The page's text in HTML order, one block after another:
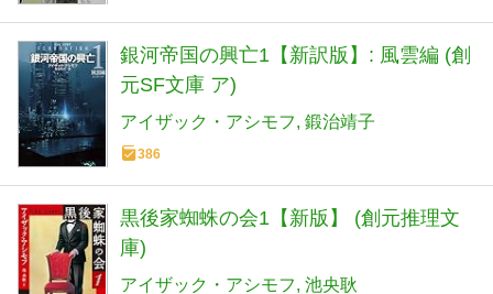
銀河帝国の興亡1【新訳版】: 風雲編 (創
元SF文庫 ア)
アイザック・アシモフ 鍛治靖子
386
黒後家蜘蛛の会1【新版】 (創元推理文
庫)
アイザック・アシモフ 池央耿